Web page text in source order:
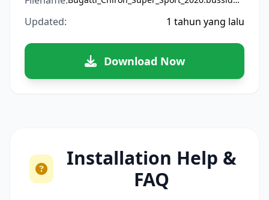
Updated: 1 tahun yang lalu
Download Now
Installation Help &
FAQ